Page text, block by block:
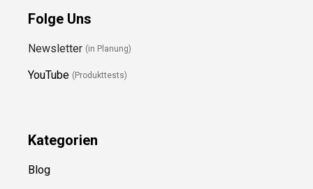
Folge Uns
Newsletter (in Planung)
YouTube (Produkttests)
Kategorien
Blog